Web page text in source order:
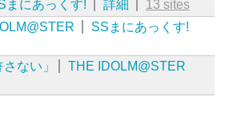
まにあっくす! 詳細
13 sites
SSまにあっくす!
ない」
THE IDOLM@STER